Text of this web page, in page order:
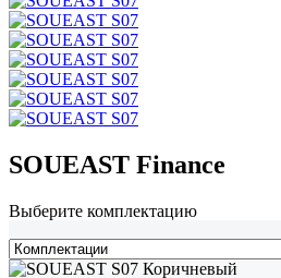
SOUEAST Finance
Выберите комплектацию